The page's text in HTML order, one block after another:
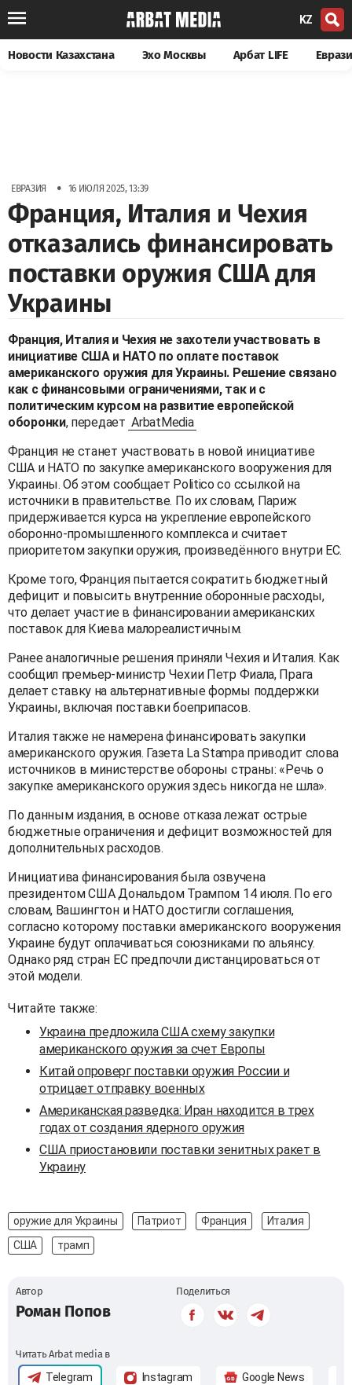
KZ
Новости Казахстана Эхо Москвы Арбат LIFE
ЕВРАЗИЯ • 16 ИЮЛЯ 2025, 13:39
Франция, Италия и Чехия
отказались финансировать
поставки оружия США для
Украины
Франция, Италия и Чехия не захотели участвовать в
инициативе США и НАТО по оплате поставок
американского оружия для Украины. Решение связано
как с финансовыми ограничениями, так и с
политическим курсом на развитие европейской
оборонки, передает ArbatMedia
Франция не станет участвовать в новой инициативе
США и НАТО по закупке американского вооружения для
Украины. Об этом сообщает Politico со ссылкой на
источники в правительстве. По их словам, Париж
придерживается курса на укрепление европейского
оборонно-промышленного комплекса и считает
приоритетом закупки оружия, произведённого внутри ЕС.
Кроме того, Франция пытается сократить бюджетный
дефицит и повысить внутренние оборонные расходы,
что делает участие в финансировании американских
поставок для Киева малореалистичным.
Ранее аналогичные решения приняли Чехия и Италия. Как
сообщил премьер-министр Чехии Петр Фиала, Прага
делает ставку на альтернативные формы поддержки
Украины, включая поставки боеприпасов.
Италия также не намерена финансировать закупки
американского оружия. Газета La Stampa приводит слова
источников в министерстве обороны страны: «Речь о
закупке американского оружия здесь никогда не шла».
По данным издания, в основе отказа лежат острые
бюджетные ограничения и дефицит возможностей для
дополнительных расходов.
Инициатива финансирования была озвучена
президентом США Дональдом Трампом 14 июля. По его
словам, Вашингтон и НАТО достигли соглашения,
согласно которому поставки американского вооружения
Украине будут оплачиваться союзниками по альянсу.
Однако ряд стран ЕС предпочли дистанцироваться от
этой модели.
Читайте также:
Украина предложила США схему закупки
американского оружия за счет Европы
Китай опроверг поставки оружия России и
отрицает отправку военных
Американская разведка: Иран находится в трех
годах от создания ядерного оружия
США приостановили поставки зенитных ракет в
Украину
оружие для Украины Патриот Франция
Италия
США
трамп
Автор
Роман Попов
Поделиться
Читать Arbat media в
Telegram Instagram Google News